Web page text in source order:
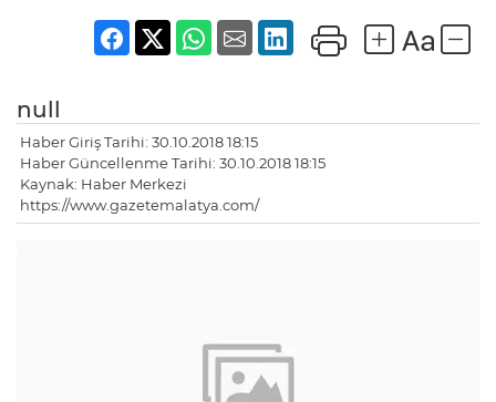
null
Haber Giriş Tarihi: 30.10.2018 18:15
Haber Güncellenme Tarihi: 30.10.2018 18:15
Kaynak: Haber Merkezi
https://www.gazetemalatya.com/